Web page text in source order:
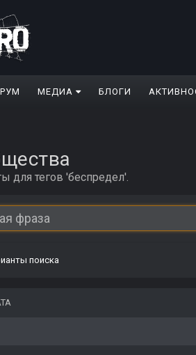
МЕДИА БЛОГИ
для тегов 'беспредел'.
поиска